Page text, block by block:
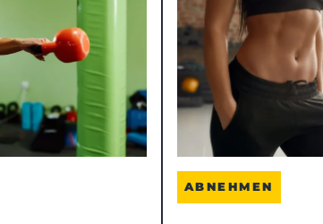
ABNEHMEN